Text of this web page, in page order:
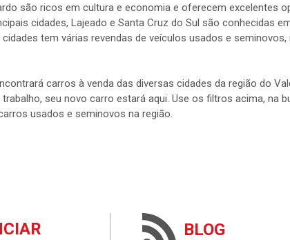
são ricos em cultura e economia e oferecem excelentes
cidades, Lajeado e Santa Cruz do Sul são conhecidas
cidades tem várias revendas de veículos usados e
carros à venda das diversas cidades da região do
trabalho, seu novo carro estará aqui. Use os filtros acima, na
usados e seminovos na região.
BLOG